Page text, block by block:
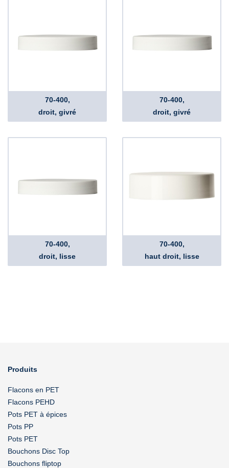
70-400,
droit, givré
70-400,
droit, givré
70-400,
droit, lisse
70-400,
haut droit, lisse
Produits
Flacons en PET
Flacons PEHD
Pots PET à épices
Pots PP
Pots PET
Bouchons Disc Top
Bouchons fliptop